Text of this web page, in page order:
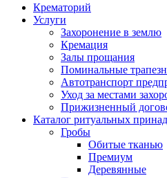
Крематорий
Услуги
Захоронение в землю
Кремация
Залы прощания
Поминальные
Автотранспорт
Уход за местами
Прижизненный
Каталог ритуальных
Гробы
Обитые тканью
Премиум
Деревянные